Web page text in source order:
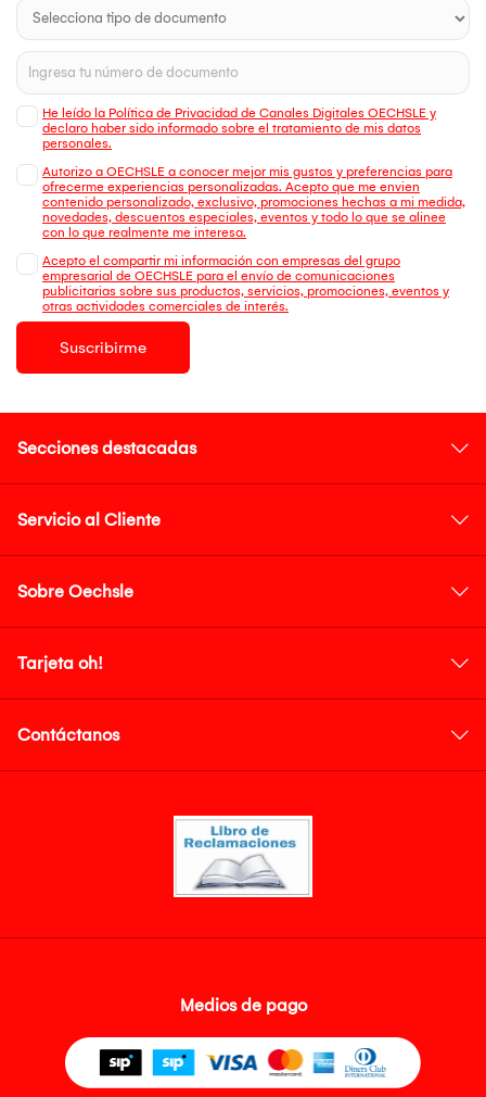
He leído la Política de Privacidad de Canales Digitales OECHSLE y
declaro haber sido informado sobre el tratamiento de mis datos
personales.
Autorizo a OECHSLE a conocer mejor mis gustos y preferencias para
ofrecerme experiencias personalizadas. Acepto que me envien
contenido personalizado, exclusivo, promociones hechas a mi medida,
novedades, descuentos especiales, eventos y todo lo que se alinee
con lo que realmente me interesa.
Acepto el compartir mi información con empresas del grupo
empresarial de OECHSLE para el envío de comunicaciones
publicitarias sobre sus productos, servicios, promociones, eventos y
otras actividades comerciales de interés.
Suscribirme
Secciones destacadas
Servicio al Cliente
Sobre Oechsle
Tarjeta oh!
Contáctanos
Medios de pago